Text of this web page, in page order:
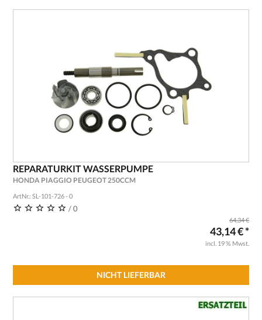
REPARATURKIT WASSERPUMPE
HONDA PIAGGIO PEUGEOT 250CCM
ArtNr.: SL-101-726 - 0
/ 0
64,34 €
43,14 € *
incl. 19 % Mwst.
NICHT LIEFERBAR